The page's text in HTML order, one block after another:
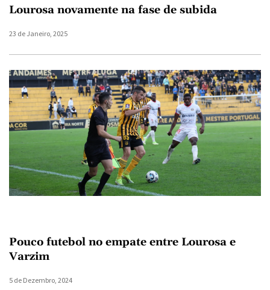
Lourosa novamente na fase de subida
23 de Janeiro, 2025
Pouco futebol no empate entre Lourosa e
Varzim
5 de Dezembro, 2024